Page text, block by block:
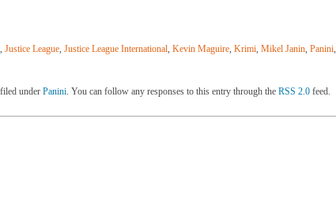
, Justice League, Justice League International, Kevin Maguire, Krimi, Mikel Janin, Panini,
under Panini. You can follow any responses to this entry through the RSS 2.0 feed.